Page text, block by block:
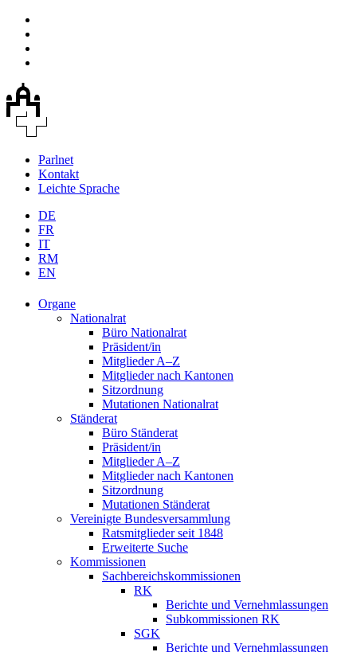
Parlnet
Kontakt
Leichte Sprache
DE
FR
IT
RM
EN
Organe
Nationalrat
Büro Nationalrat
Präsident/in
Mitglieder A–Z
Mitglieder nach Kantonen
Sitzordnung
Mutationen Nationalrat
Ständerat
Büro Ständerat
Präsident/in
Mitglieder A–Z
Mitglieder nach Kantonen
Sitzordnung
Mutationen Ständerat
Vereinigte Bundesversammlung
Ratsmitglieder seit 1848
Erweiterte Suche
Kommissionen
Sachbereichskommissionen
RK
Berichte und Vernehmlassungen
Subkommissionen RK
SGK
Berichte und Vernehmlassungen